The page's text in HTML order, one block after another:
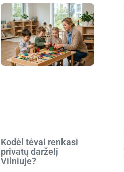
Kodėl tėvai renkasi
privatų darželį
Vilniuje?